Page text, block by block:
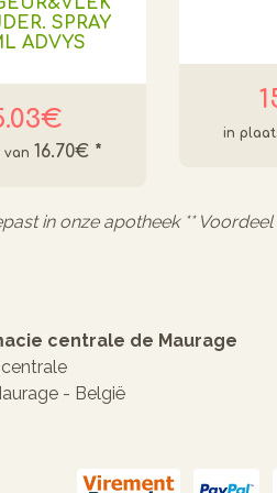
SPRAY
ADVYS
16.70€ *
in onze apotheek **
centrale de Maurage
centrale
- België